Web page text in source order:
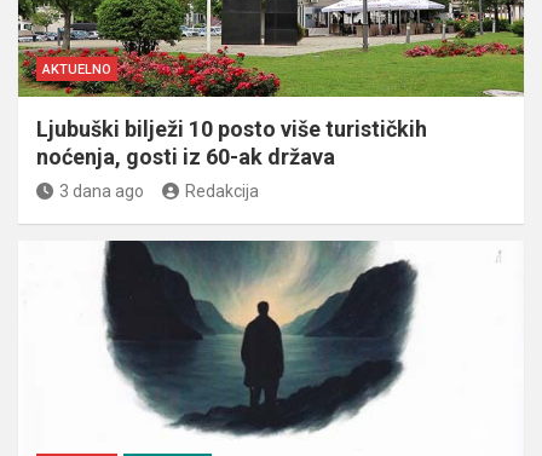
AKTUELNO
Ljubuški bilježi 10 posto više turističkih
noćenja, gosti iz 60-ak država
3 dana ago Redakcija